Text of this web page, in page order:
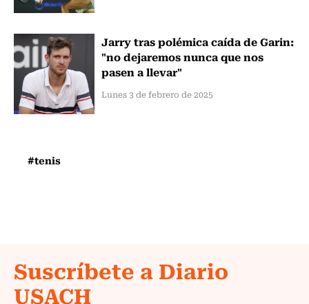
Jarry tras polémica caída de Garin:
"no dejaremos nunca que nos
pasen a llevar"
Lunes 3 de febrero de 2025
#tenis